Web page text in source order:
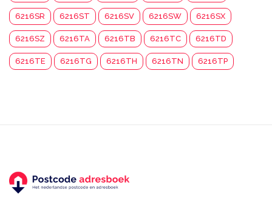
6216SR 6216ST 6216SV 6216SW 6216SX
6216SZ 6216TA 6216TB 6216TC 6216TD
6216TE 6216TG 6216TH 6216TN 6216TP